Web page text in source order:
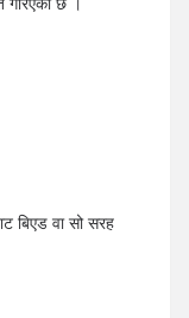
बिएड वा सो सरह